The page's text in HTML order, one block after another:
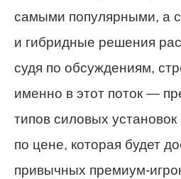
самыми популярными, а
и гибридные решения
судя по обсуждениям,
именно в этот поток —
типов силовых
по цене, которая будет
привычных